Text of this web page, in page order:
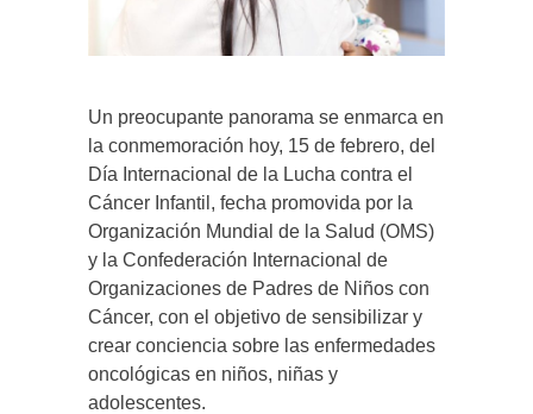
Un preocupante panorama se enmarca en
la conmemoración hoy, 15 de febrero, del
Día Internacional de la Lucha contra el
Cáncer Infantil, fecha promovida por la
Organización Mundial de la Salud (OMS)
y la Confederación Internacional de
Organizaciones de Padres de Niños con
Cáncer, con el objetivo de sensibilizar y
crear conciencia sobre las enfermedades
oncológicas en niños, niñas y
adolescentes.